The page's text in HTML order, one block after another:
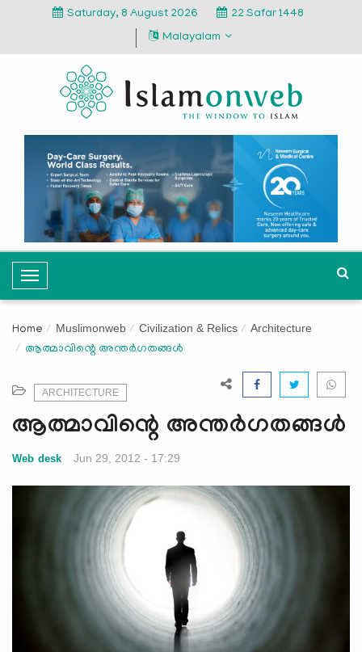
Saturday, 8 August 2026
22 Safar 1448
Malayalam
T
o
g
l
a
v
i
a
Home Muslimonweb Civilization & Relics Architecture
ആത്മാവിന്റെ അന്തര്‍ഗതങ്ങള്‍
ARCHITECTURE
ആത്മാവിന്റെ അന്തര്‍ഗതങ്ങള്‍
Web desk Jun 29, 2012 - 17:29